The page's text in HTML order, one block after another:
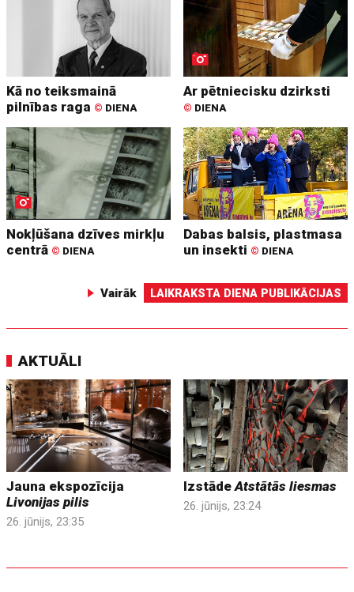
Kā no teiksmainā
pilnības raga © DIENA
Ar pētniecisku dzirksti
© DIENA
Nokļūšana dzīves mirkļu
centrā © DIENA
Dabas balsis, plastmasa
un insekti © DIENA
Vairāk LAIKRAKSTA DIENA PUBLIKĀCIJAS
AKTUĀLI
Jauna ekspozīcija
Livonijas pilis
26. jūnijs, 23:35
IzstādeAtstātās liesmas
26. jūnijs, 23:24